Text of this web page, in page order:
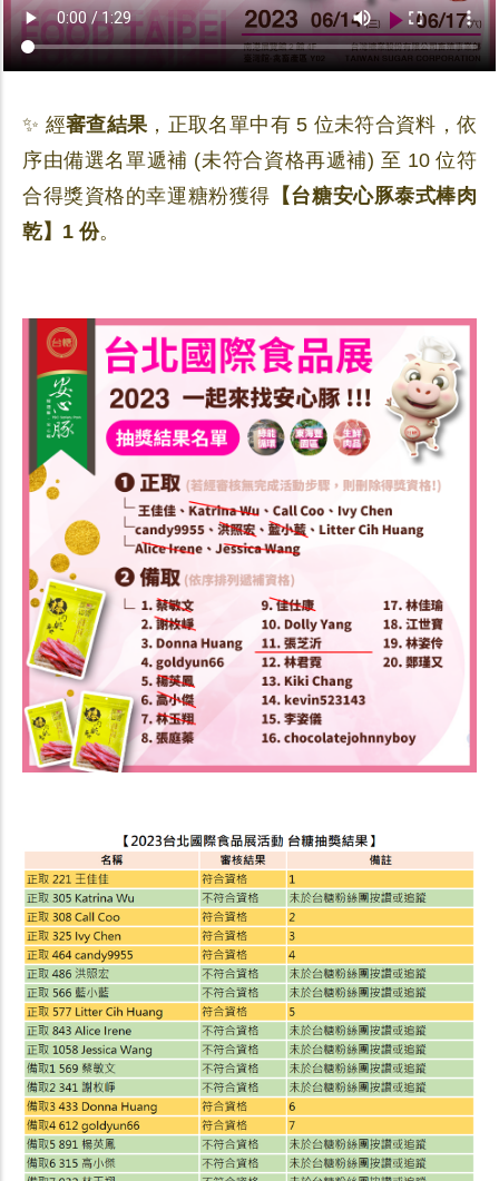
✨ 經審查結果 ，正取名單中有 5 位未符合資料，依
序由備選名單遞補 (未符合資格再遞補) 至 10 位符
合得獎資格的幸運糖粉獲得 【台糖安心豚泰式棒肉
乾】1 份。